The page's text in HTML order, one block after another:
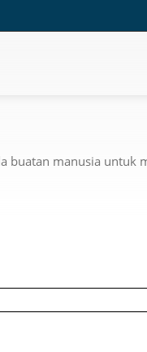
buatan manusia untuk